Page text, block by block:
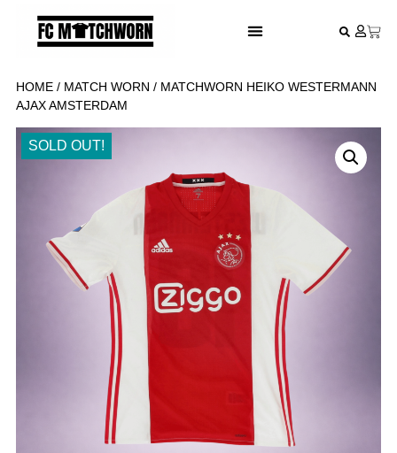
HOME/ MATCH WORN / MATCHWORN HEIKO WESTERMANN
AJAX AMSTERDAM
SOLD OUT!